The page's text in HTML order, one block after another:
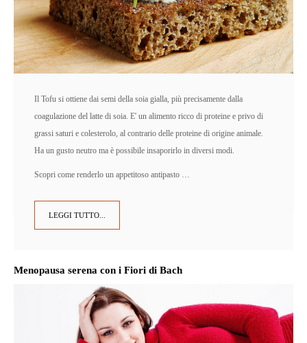
Il Tofu si ottiene dai semi della soia gialla, più precisamente dalla
coagulazione del latte di soia. E' un alimento ricco di proteine e privo di
grassi saturi e colesterolo, al contrario delle proteine di origine animale.
Ha un gusto neutro ma è possibile insaporirlo in diversi modi.
Scopri come renderlo un appetitoso antipasto …
LEGGI TUTTO...
Menopausa serena con i Fiori di Bach